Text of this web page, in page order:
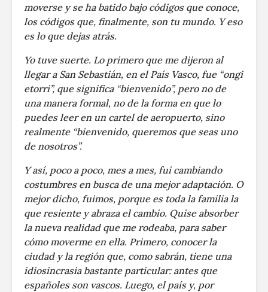
moverse y se ha batido bajo códigos que conoce,
los códigos que, finalmente, son tu mundo. Y eso
es lo que dejas atrás.
Yo tuve suerte. Lo primero que me dijeron al
llegar a San Sebastián, en el País Vasco, fue “ongi
etorri”, que significa “bienvenido”, pero no de
una manera formal, no de la forma en que lo
puedes leer en un cartel de aeropuerto, sino
realmente “bienvenido, queremos que seas uno
de nosotros”.
Y así, poco a poco, mes a mes, fui cambiando
costumbres en busca de una mejor adaptación. O
mejor dicho, fuimos, porque es toda la familia la
que resiente y abraza el cambio. Quise absorber
la nueva realidad que me rodeaba, para saber
cómo moverme en ella. Primero, conocer la
ciudad y la región que, como sabrán, tiene una
idiosincrasia bastante particular: antes que
españoles son vascos. Luego, el país y, por